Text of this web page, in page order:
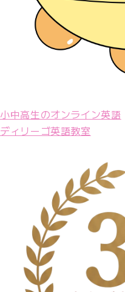
小中高生のオンライン英語
ディリーゴ英語教室